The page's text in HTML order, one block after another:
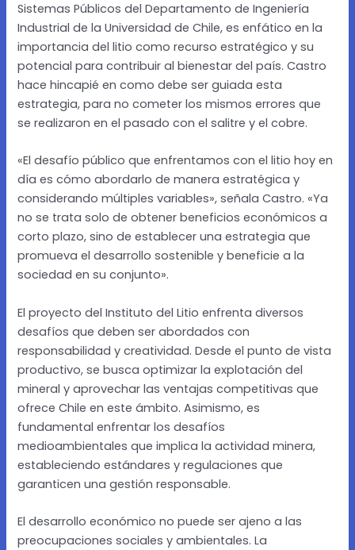
Sistemas Públicos del Departamento de Ingeniería
Industrial de la Universidad de Chile, es enfático en la
importancia del litio como recurso estratégico y su
potencial para contribuir al bienestar del país. Castro
hace hincapié en como debe ser guiada esta
estrategia, para no cometer los mismos errores que
se realizaron en el pasado con el salitre y el cobre.
«El desafío público que enfrentamos con el litio hoy en
día es cómo abordarlo de manera estratégica y
considerando múltiples variables», señala Castro. «Ya
no se trata solo de obtener beneficios económicos a
corto plazo, sino de establecer una estrategia que
promueva el desarrollo sostenible y beneficie a la
sociedad en su conjunto».
El proyecto del Instituto del Litio enfrenta diversos
desafíos que deben ser abordados con
responsabilidad y creatividad. Desde el punto de vista
productivo, se busca optimizar la explotación del
mineral y aprovechar las ventajas competitivas que
ofrece Chile en este ámbito. Asimismo, es
fundamental enfrentar los desafíos
medioambientales que implica la actividad minera,
estableciendo estándares y regulaciones que
garanticen una gestión responsable.
El desarrollo económico no puede ser ajeno a las
preocupaciones sociales y ambientales. La